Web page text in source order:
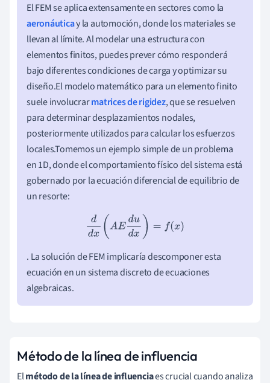
El FEM se aplica extensamente en sectores como la
aeronáuticay la automoción, donde los materiales se
llevan al límite. Al modelar una estructura con
elementos finitos, puedes prever cómo responderá
bajo diferentes condiciones de carga y optimizar su
diseño.El modelo matemático para un elemento finito
suele involucrarmatrices de rigidez, que se resuelven
para determinar desplazamientos nodales,
posteriormente utilizados para calcular los esfuerzos
locales.Tomemos un ejemplo simple de un problema
en 1D, donde el comportamiento físico del sistema está
gobernado por la ecuación diferencial de equilibrio de
un resorte:
dd x( AEdud x =f( x)
. La solución de FEM implicaría descomponer esta
ecuación en un sistema discreto de ecuaciones
algebraicas.
Método de la línea de influencia
Elmétodo de la línea de influenciaes crucial cuando analiza